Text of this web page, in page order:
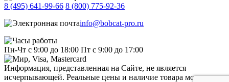
8 (495) 641-99-66 8 (800) 775-92-36
info@bobcat-pro.ru
Пн-Чт с 9:00 до 18:00 Пт с 9:00 до 17:00
Информация, представленная на Сайте, не является
исчерпывающей. Реальные цены и наличие товара могут